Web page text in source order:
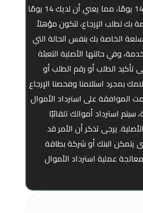
لدينا سياسة إرجاع لمدة 14 يومًا، مما يعني أن لديك 14 يومًا
بك لطلب الإرجاع، لتكون مؤهلاً
الخاصة بك بنفس الحالة التي
وفي حالتها الأصلية التعبئة
تأكيد الطلب أو رقم الطلب أو
بمجرد استلامنا وفحصنا الإرجاع
الموافقة على استرداد الأموال
استرداد أموالك تلقائيًا
يرجى تذكر أن الأمر قد
البنك أو شركة بطاقة
عملية استرداد الأموال